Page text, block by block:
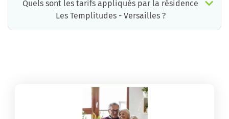
Quels sont les tarifs appliqués par la résidence
Les Templitudes - Versailles ?